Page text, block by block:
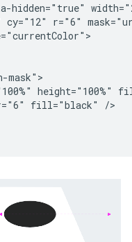
hidden="true"
cy="12" r="6"
mask">
height="100%"
fill="black" />